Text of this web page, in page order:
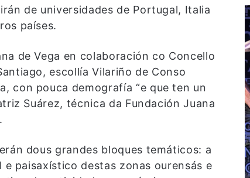
de universidades de Portugal, Italia
países.
de Vega en colaboración co Concello
escollía Vilariño de Conso
con pouca demografía “e que ten un
Suárez, técnica da Fundación Juana
dous grandes bloques temáticos: a
paisaxístico destas zonas ourensás e